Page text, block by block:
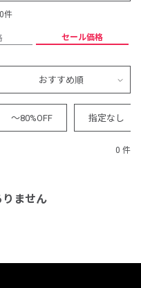
件
セール価格
おすすめ順
～80%OFF 指定なし
0 件
ません